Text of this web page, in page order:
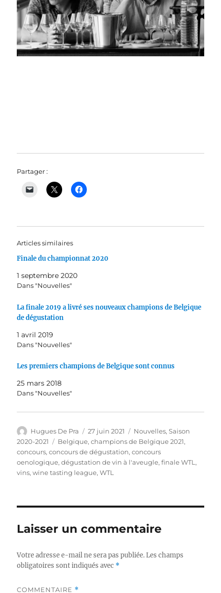
Partager :
Articles similaires
Finale du championnat 2020
1 septembre 2020
Dans "Nouvelles"
La finale 2019 a livré ses nouveaux champions de Belgique
de dégustation
1 avril 2019
Dans "Nouvelles"
Les premiers champions de Belgique sont connus
25 mars 2018
Dans "Nouvelles"
Auteur
Hugues De Pra
Publié
le
27 juin 2021 Catégories
Nouvelles,Saison
2020-2021
Étiquettes
Belgique,champions de Belgique 2021,
concours,concours de dégustation,concours
oenologique,dégustation de vin à l'aveugle,finale WTL,
vins,wine tasting league,WTL
Laisser un commentaire
Votre adresse e-mail ne sera pas publiée. Les champs
obligatoires sont indiqués avec *
COMMENTAIRE *